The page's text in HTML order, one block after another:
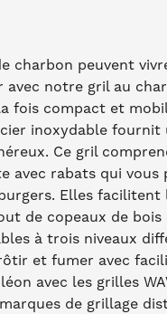
charbon peuvent
avec notre gril au
fois compact et
inoxydable fournit
Ce gril
avec rabats qui
Elles
de copeaux de
à trois niveaux
et fumer avec
avec les grilles
de grillage